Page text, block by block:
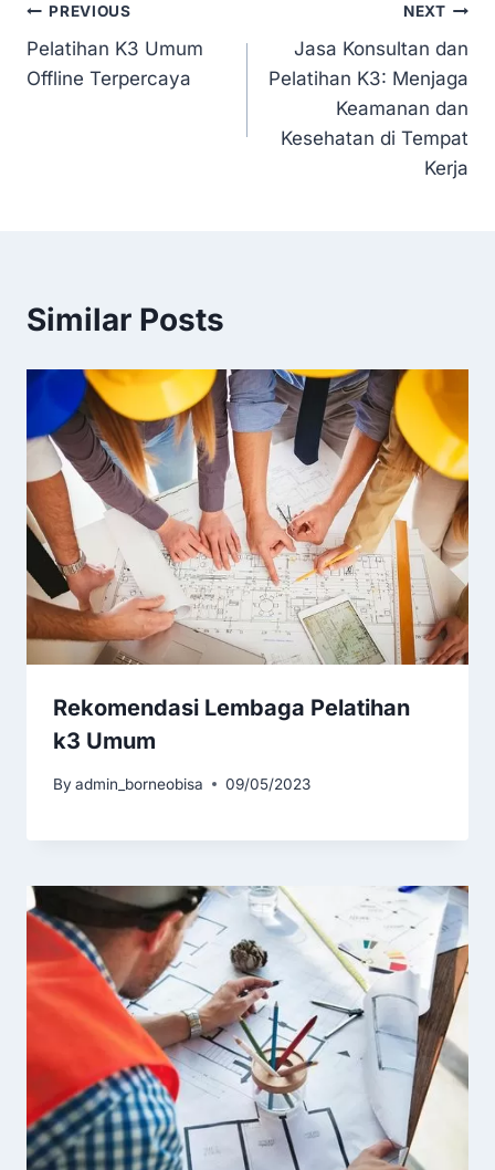
PREVIOUS
Pelatihan K3 Umum
Offline Terpercaya
NEXT
Jasa Konsultan dan
Pelatihan K3: Menjaga
Keamanan dan
Kesehatan di Tempat
Kerja
Similar Posts
Rekomendasi Lembaga Pelatihan
k3 Umum
By admin_borneobisa 09/05/2023